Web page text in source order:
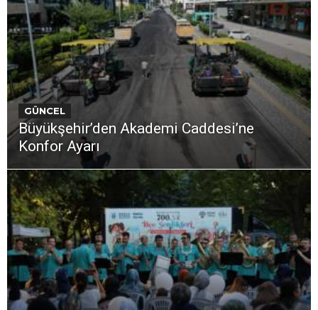
GÜNCEL
Büyükşehir’den Akademi Caddesi’ne
Konfor Ayarı